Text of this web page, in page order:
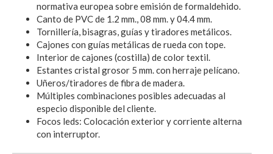
normativa europea sobre emisión de formaldehido.
Canto de PVC de 1.2 mm., 08 mm. y 04.4 mm.
Tornillería, bisagras, guías y tiradores metálicos.
Cajones con guías metálicas de rueda con tope.
Interior de cajones (costilla) de color textil.
Estantes cristal grosor 5 mm. con herraje pelícano.
Uñeros/tiradores de fibra de madera.
Múltiples combinaciones posibles adecuadas al
especio disponible del cliente.
Focos leds: Colocación exterior y corriente alterna
con interruptor.